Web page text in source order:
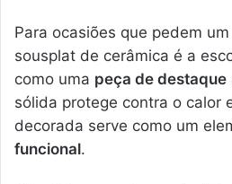
Para ocasiões que pedem
sousplat de cerâmica é a
como uma peça de destaque
sólida protege contra o calor
decorada serve como um
funcional.